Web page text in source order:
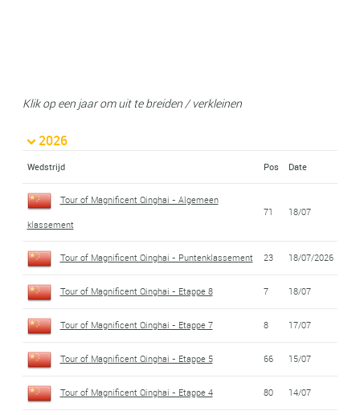
Klik op een jaar om uit te breiden / verkleinen
2026
Wedstrijd Pos Date
Tour of Magnificent Qinghai - Algemeen
klassement
71 18/07
Tour of Magnificent Qinghai - Puntenklassement 23 18/07/2026
Tour of Magnificent Qinghai - Etappe 8 7 18/07
Tour of Magnificent Qinghai - Etappe 7 8 17/07
Tour of Magnificent Qinghai - Etappe 5 66 15/07
Tour of Magnificent Qinghai - Etappe 4 80 14/07